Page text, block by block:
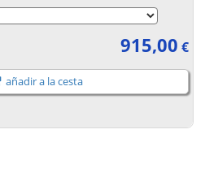
915,00 €
añadir a la cesta